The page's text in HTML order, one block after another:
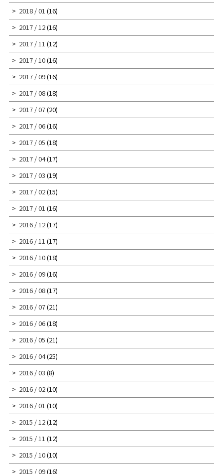
2018 / 01 (16)
2017 / 12(16)
2017 / 11 (12)
2017 / 10(16)
2017 / 09(16)
2017 / 08(18)
2017 / 07(20)
2017 / 06(16)
2017 / 05 (18)
2017 / 04(17)
2017 / 03 (19)
2017 / 02(15)
2017 / 01 (16)
2016 / 12(17)
2016 / 11 (17)
2016 / 10(18)
2016 / 09(16)
2016 / 08(17)
2016 / 07(21)
2016 / 06(18)
2016 / 05 (21)
2016 / 04(25)
2016 / 03 (8)
2016 / 02(10)
2016 / 01 (10)
2015 / 12(12)
2015 / 11 (12)
2015 / 10(10)
2015 / 09(16)